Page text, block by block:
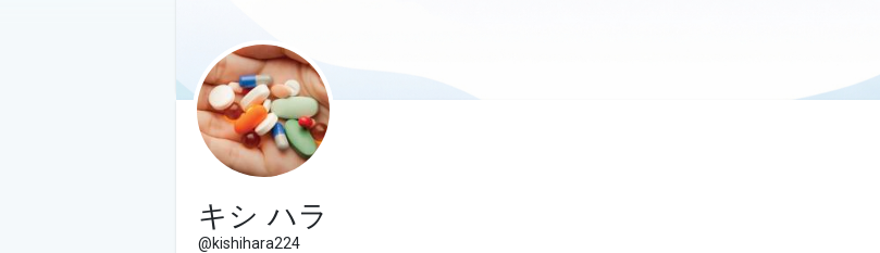
キシ ハラ
@kishihara224